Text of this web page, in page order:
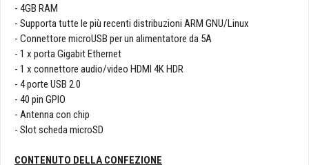
- 4GB RAM
- Supporta tutte le più recenti distribuzioni ARM GNU/Linux
- Connettore microUSB per un alimentatore da 5A
- 1 x porta Gigabit Ethernet
- 1 x connettore audio/video HDMI 4K HDR
- 4 porte USB 2.0
- 40 pin GPIO
- Antenna con chip
- Slot scheda microSD
CONTENUTO DELLA CONFEZIONE